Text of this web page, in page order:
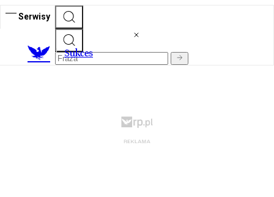
Serwisy
Sukces